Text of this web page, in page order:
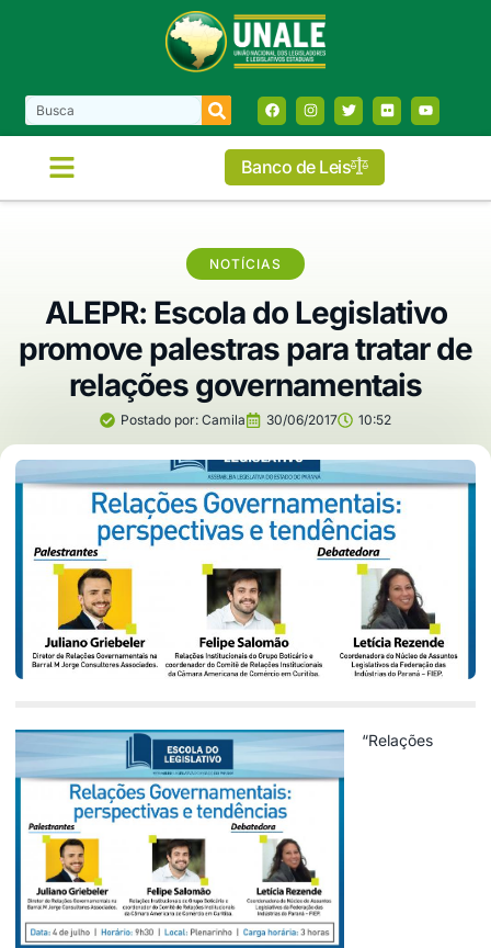
Banco de Leis
NOTÍCIAS
ALEPR: Escola do Legislativo
promove palestras para tratar de
relações governamentais
Postado por: Camila 30/06/2017 10:52
“Relações